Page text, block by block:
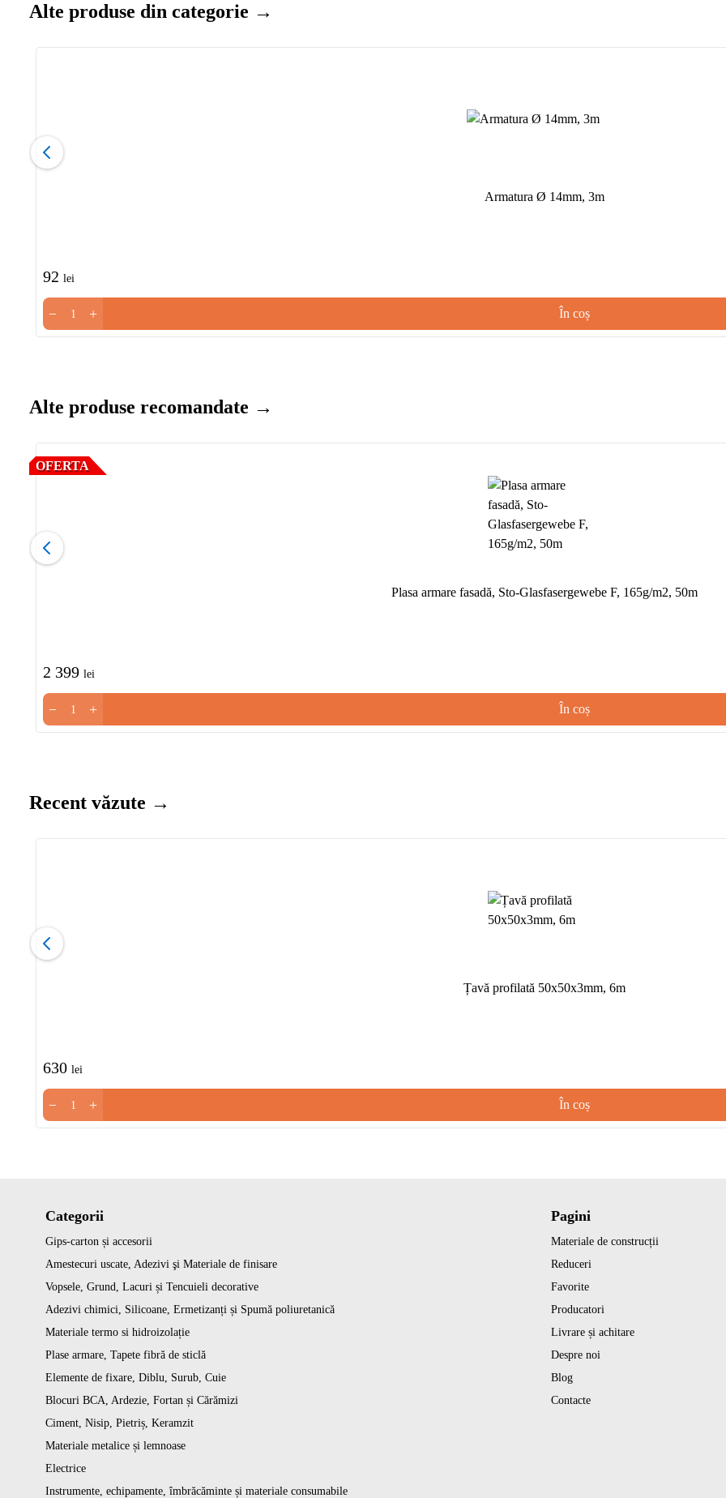
Alte produse din categorie →
Armatura Ø 14mm, 3m
92 lei
− + În coș
Alte produse recomandate →
OFERTA
Plasa armare fasadă, Sto-Glasfasergewebe F, 165g/m2, 50m
2 399 lei
− + În coș
Recent văzute →
Țavă profilată 50x50x3mm, 6m
630 lei
− + În coș
Categorii
Gips-carton și accesorii
Amestecuri uscate, Adezivi şi Materiale de finisare
Vopsele, Grund, Lacuri și Tencuieli decorative
Adezivi chimici, Silicoane, Ermetizanți și Spumă poliuretanică
Materiale termo si hidroizolație
Plase armare, Tapete fibră de sticlă
Elemente de fixare, Diblu, Surub, Cuie
Blocuri BCA, Ardezie, Fortan și Cărămizi
Ciment, Nisip, Pietriș, Keramzit
Materiale metalice și lemnoase
Electrice
Instrumente, echipamente, îmbrăcăminte și materiale consumabile
Pagini
Materiale de construcții
Reduceri
Favorite
Producatori
Livrare și achitare
Despre noi
Blog
Contacte